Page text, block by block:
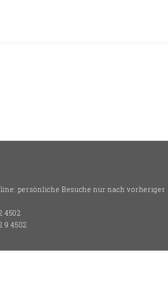
persönliche Besuche nur nach vorheriger
4502
9 4502